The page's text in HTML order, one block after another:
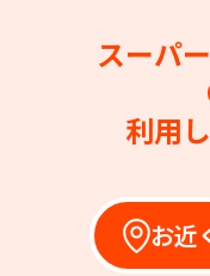
スーパ
利用
お近